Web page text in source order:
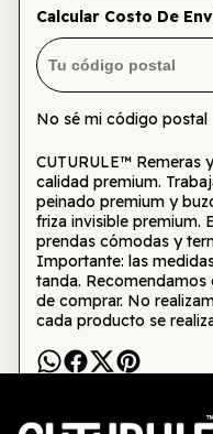
Calcular Costo De
No sé mi código postal
CUTURULE™ Remeras
calidad premium.
peinado premium y
friza invisible premium.
prendas cómodas y
Importante: las
tanda. Recomendamos
de comprar. No
cada producto se